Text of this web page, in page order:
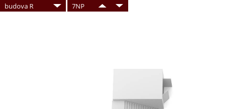
budova R 7NP